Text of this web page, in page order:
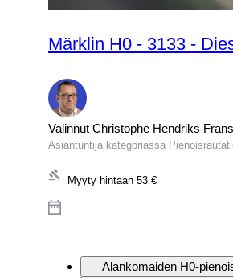
Märklin H0 - 3133 -
Valinnut Christophe Hendriks
Asiantuntija kategoriassa
Myyty hintaan 53 €
Alankomaiden H0-